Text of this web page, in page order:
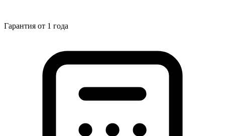
Гарантия от 1 года